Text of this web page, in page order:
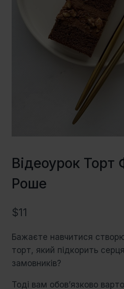
Відеоурок Торт
Роше
$11
Бажаєте навчитися
торт, який підкорить
замовників?
Тоді вам обов’язково